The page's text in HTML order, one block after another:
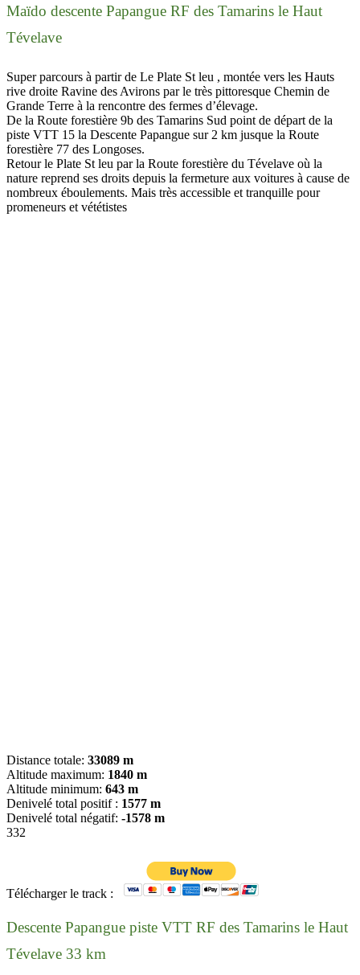
Maïdo descente Papangue RF des Tamarins le Haut
Tévelave
Super parcours à partir de Le Plate St leu , montée vers les Hauts
rive droite Ravine des Avirons par le très pittoresque Chemin de
Grande Terre à la rencontre des fermes d’élevage.
De la Route forestière 9b des Tamarins Sud point de départ de la
piste VTT 15 la Descente Papangue sur 2 km jusque la Route
forestière 77 des Longoses.
Retour le Plate St leu par la Route forestière du Tévelave où la
nature reprend ses droits depuis la fermeture aux voitures à cause de
nombreux éboulements. Mais très accessible et tranquille pour
promeneurs et vététistes
Distance totale: 33089 m
Altitude maximum: 1840 m
Altitude minimum: 643 m
Denivelé total positif : 1577 m
Denivelé total négatif: -1578 m
332
Télécharger le track :
Descente Papangue piste VTT RF des Tamarins le Haut
Tévelave 33 km